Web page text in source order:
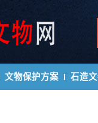
文物保护方案 石造